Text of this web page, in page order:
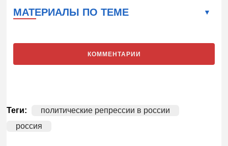
МАТЕРИАЛЫ ПО ТЕМЕ
КОММЕНТАРИИ
Теги:
политические репрессии в россии
россия